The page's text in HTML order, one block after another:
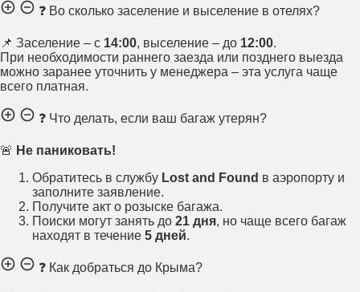
❓ Во сколько заселение и выселение в отелях?
📌 Заселение – с 14:00, выселение – до 12:00.
При необходимости раннего заезда или позднего выезда
можно заранее уточнить у менеджера – эта услуга чаще
всего платная.
❓ Что делать, если ваш багаж утерян?
🚨 Не паниковать!
Обратитесь в службу Lost and Found в аэропорту и
заполните заявление.
Получите акт о розыске багажа.
Поиски могут занять до 21 дня, но чаще всего багаж
находят в течение 5 дней.
❓ Как добраться до Крыма?